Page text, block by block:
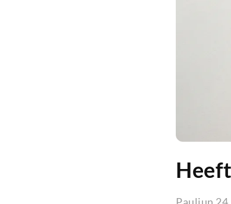
Pauljun